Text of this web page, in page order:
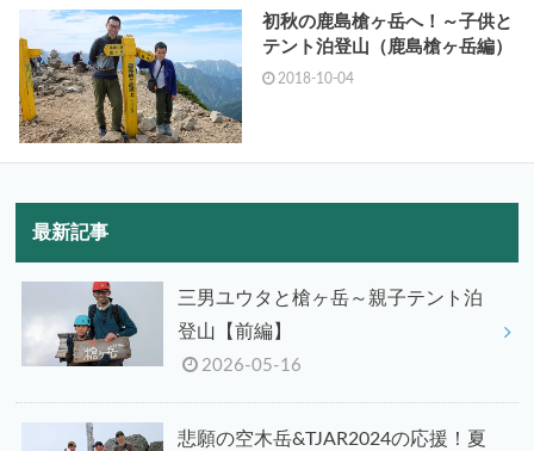
初秋の鹿島槍ヶ岳へ！～子供と
テント泊登山（鹿島槍ヶ岳編）
2018-10-04
最新記事
三男ユウタと槍ヶ岳～親子テント泊
登山【前編】
2026-05-16
悲願の空木岳&TJAR2024の応援！夏